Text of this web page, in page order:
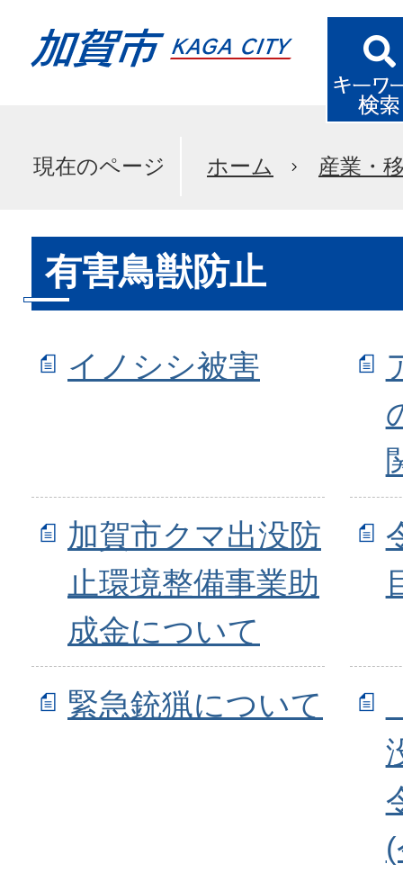
現在のページ ホーム 産業・
有害鳥獣防止
イノシシ被害
加賀市クマ出没防
止環境整備事業助
成金について
緊急銃猟について